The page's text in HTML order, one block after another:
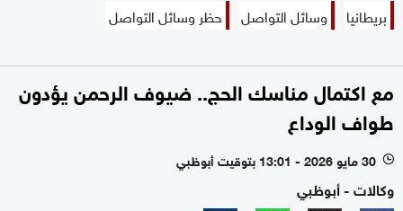
بريطانيا وسائل التواصل حظر وسائل التواصل
مع اكتمال مناسك الحج.. ضيوف الرحمن يؤدون
طواف الوداع
l 30 مايو 2026 - 13:01 بتوقيت أبوظبي
وكالات - أبوظبي